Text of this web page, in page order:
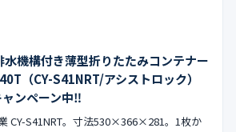
水機構付き薄型折りたたみコンテナー
（CY-S41NRT/アシストロック）
ンペーン中‼︎
CY-S41NRT。寸法530×366×281。1枚か